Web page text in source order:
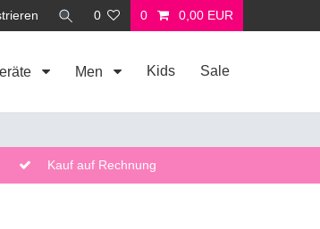
0 0 0,00 EUR
Men Kids Sale
Kauf auf Rechnung